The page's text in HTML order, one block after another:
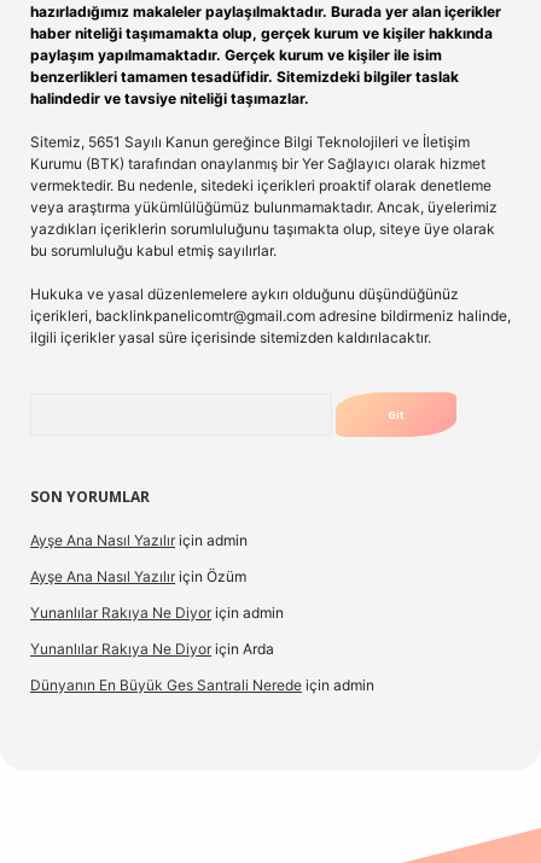
hazırladığımız makaleler paylaşılmaktadır. Burada yer alan içerikler
haber niteliği taşımamakta olup, gerçek kurum ve kişiler hakkında
paylaşım yapılmamaktadır. Gerçek kurum ve kişiler ile isim
benzerlikleri tamamen tesadüfidir. Sitemizdeki bilgiler taslak
halindedir ve tavsiye niteliği taşımazlar.
Sitemiz, 5651 Sayılı Kanun gereğince Bilgi Teknolojileri ve İletişim
Kurumu (BTK) tarafından onaylanmış bir Yer Sağlayıcı olarak hizmet
vermektedir. Bu nedenle, sitedeki içerikleri proaktif olarak denetleme
veya araştırma yükümlülüğümüz bulunmamaktadır. Ancak, üyelerimiz
yazdıkları içeriklerin sorumluluğunu taşımakta olup, siteye üye olarak
bu sorumluluğu kabul etmiş sayılırlar.
Hukuka ve yasal düzenlemelere aykırı olduğunu düşündüğünüz
içerikleri, backlinkpanelicomtr@gmail.com adresine bildirmeniz halinde,
ilgili içerikler yasal süre içerisinde sitemizden kaldırılacaktır.
SON YORUMLAR
Ayşe Ana Nasıl Yazılır için admin
Ayşe Ana Nasıl Yazılır için Özüm
Yunanlılar Rakıya Ne Diyor için admin
Yunanlılar Rakıya Ne Diyor için Arda
Dünyanın En Büyük Ges Santrali Nerede için admin